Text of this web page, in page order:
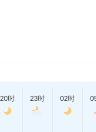
20时 23时 02时